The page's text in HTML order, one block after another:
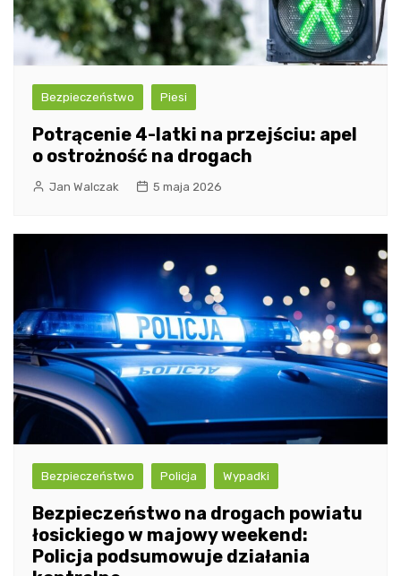
Bezpieczeństwo Piesi
Potrącenie 4-latki na przejściu: apel
o ostrożność na drogach
Jan Walczak 5 maja 2026
Bezpieczeństwo Policja Wypadki
Bezpieczeństwo na drogach powiatu
łosickiego w majowy weekend:
Policja podsumowuje działania